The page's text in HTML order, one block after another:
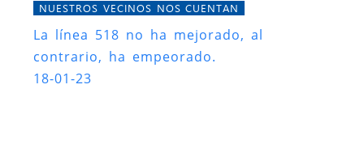
NUESTROS VECINOS NOS CUENTAN
La línea 518 no ha mejorado, al
contrario, ha empeorado.
18-01-23